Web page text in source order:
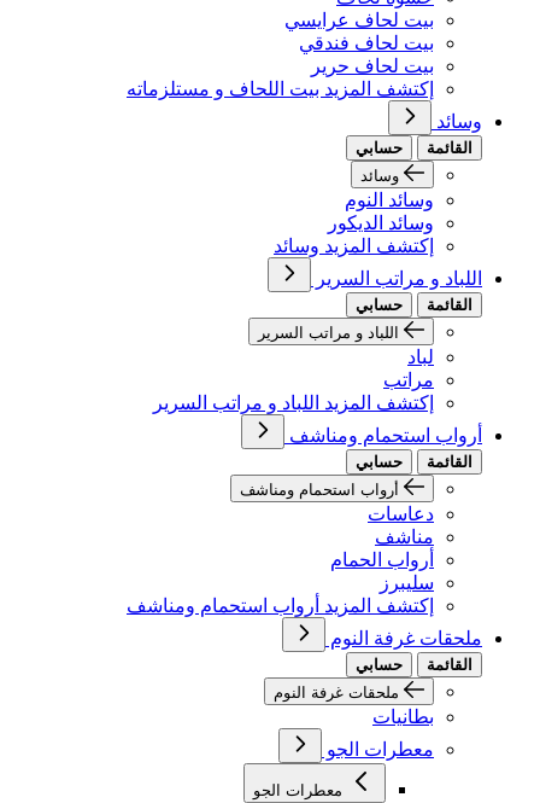
بيت لحاف عرايسي
بيت لحاف فندقي
بيت لحاف حرير
إكتشف المزيد بيت اللحاف و مستلزماته
وسائد
القائمة
حسابي
وسائد
وسائد النوم
وسائد الديكور
إكتشف المزيد وسائد
اللباد و مراتب السرير
القائمة
حسابي
اللباد و مراتب السرير
لباد
مراتب
إكتشف المزيد اللباد و مراتب السرير
أرواب استحمام ومناشف
القائمة
حسابي
أرواب استحمام ومناشف
دعاسات
مناشف
أرواب الحمام
سليبرز
إكتشف المزيد أرواب استحمام ومناشف
ملحقات غرفة النوم
القائمة
حسابي
ملحقات غرفة النوم
بطانيات
معطرات الجو
معطرات الجو